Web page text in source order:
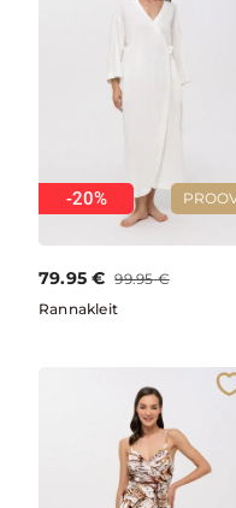
-20%
79.95 € 99.95 €
Rannakleit